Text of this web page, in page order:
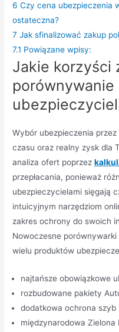
6 Czy cena ubezpieczenia
ostateczna?
7 Jak sfinalizować zakup
7.1 Powiązane wpisy:
Jakie korzyści
Wybór ubezpieczenia
czasu oraz realny zysk dla
analiza ofert poprzez
przepłacania, ponieważ
ubezpieczycielami sięgają
intuicyjnym narzędziom
zakres ochrony do swoich
Nowoczesne
wielu produktów
najtańsze obowiązkowe
rozbudowane pakiety
dodatkowa ochrona szyb
międzynarodowa Zielona